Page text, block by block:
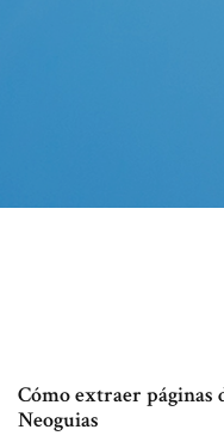
Cómo extraer páginas
Neoguias